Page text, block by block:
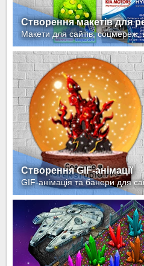
Створення макетів для
Макети для сайтів, соцмереж,
Створення GIF-анімації
GIF-анімація та банери для